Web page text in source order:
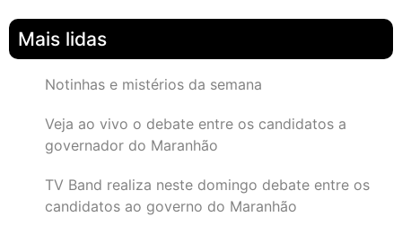
Mais lidas
Notinhas e mistérios da semana
Veja ao vivo o debate entre os candidatos a
governador do Maranhão
TV Band realiza neste domingo debate entre os
candidatos ao governo do Maranhão